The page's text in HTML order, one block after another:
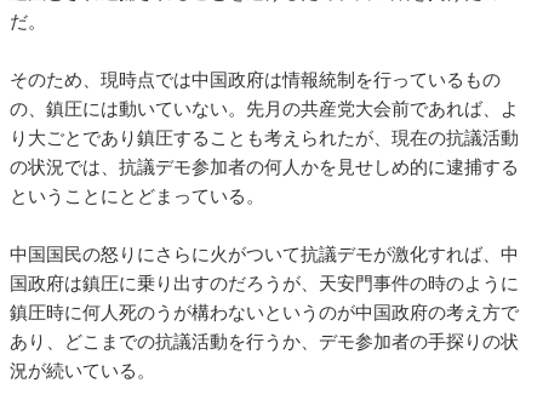
だ。
そのため、現時点では中国政府は情報統制を行っているもの
の、鎮圧には動いていない。先月の共産党大会前であれば、よ
り大ごとであり鎮圧することも考えられたが、現在の抗議活動
の状況では、抗議デモ参加者の何人かを見せしめ的に逮捕する
ということにとどまっている。
中国国民の怒りにさらに火がついて抗議デモが激化すれば、中
国政府は鎮圧に乗り出すのだろうが、天安門事件の時のように
鎮圧時に何人死のうが構わないというのが中国政府の考え方で
あり、どこまでの抗議活動を行うか、デモ参加者の手探りの状
況が続いている。